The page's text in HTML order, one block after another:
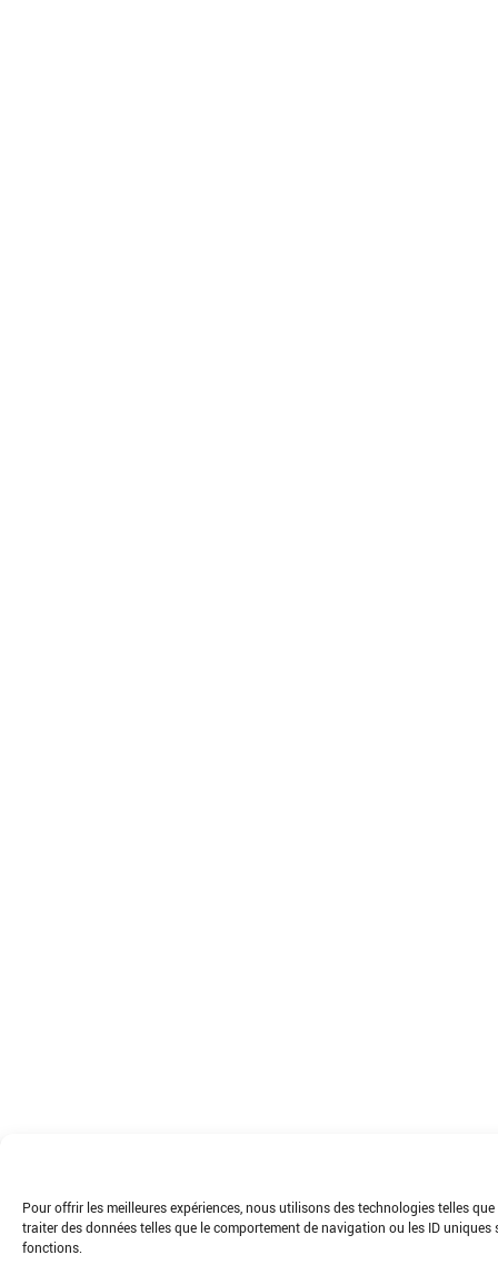
Pour offrir les meilleures expériences, nous utilisons des technologies telles
traiter des données telles que le comportement de navigation ou les ID
fonctions.